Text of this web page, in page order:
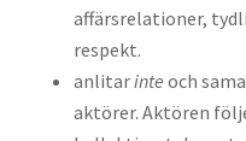
affärsrelationer,
respekt.
anlitarinte och
aktörer. Aktören